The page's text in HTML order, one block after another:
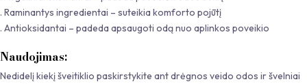
. Raminantys ingredientai – suteikia komforto pojūtį
. Antioksidantai – padeda apsaugoti odą nuo aplinkos poveikio
Naudojimas:
Nedidelį kiekį šveitiklio paskirstykite ant drėgnos veido odos ir švelniai